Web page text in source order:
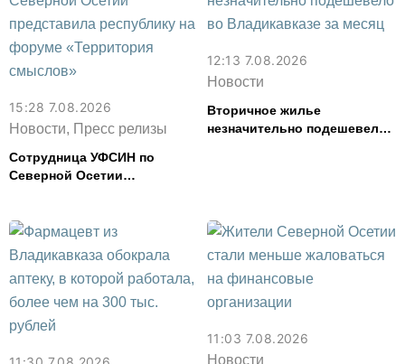
15:28 7.08.2026
Новости, Пресс релизы
Сотрудница УФСИН по
Северной Осетии
смыслов»
12:13 7.08.2026
Новости
Вторичное жилье
незначительно подешевело
11:03 7.08.2026
Новости